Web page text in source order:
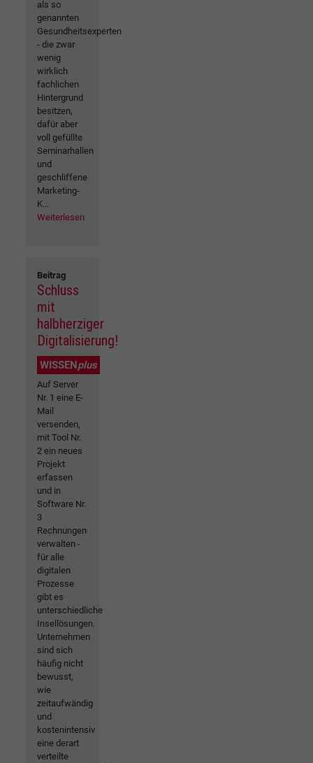
als so
genannten
Gesundheitsexperten
- die zwar
wenig
wirklich
fachlichen
Hintergrund
besitzen,
dafür aber
voll gefüllte
Seminarhallen
und
geschliffene
Marketing-
K...
Weiterlesen
Beitrag
Schluss
mit
halbherziger
Digitalisierung!
WISSENplus
Auf Server
Nr. 1 eine E-
Mail
versenden,
mit Tool Nr.
2 ein neues
Projekt
erfassen
und in
Software Nr.
3
Rechnungen
verwalten -
für alle
digitalen
Prozesse
gibt es
unterschiedliche
Insellösungen.
Unternehmen
sind sich
häufig nicht
bewusst,
wie
zeitaufwändig
und
kostenintensiv
eine derart
verteilte